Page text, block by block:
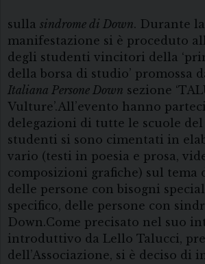
sulla sindrome di Down. Durante la
manifestazione si è proceduto
degli studenti vincitori della
della borsa di studio’ promossa
Italiana Persone Down sezione
Vulture’.All’evento hanno
delegazioni di tutte le scuole
studenti si sono cimentati in
vario (testi in poesia e prosa,
composizioni grafiche) sul tema
delle persone con bisogni
specifico, delle persone con
Down.Come precisato nel suo
introduttivo da Lello Talucci,
dell’Associazione, si è deciso di